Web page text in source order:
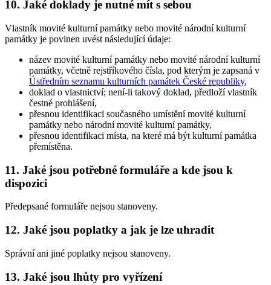
10. Jaké doklady je nutné mít s sebou
Vlastník movité kulturní památky nebo movité národní kulturní
památky je povinen uvést následující údaje:
název movité kulturní památky nebo movité národní kulturní
památky, včetně rejstříkového čísla, pod kterým je zapsaná v
Ústředním seznamu kulturních památek České republiky,
doklad o vlastnictví; není-li takový doklad, předloží vlastník
čestné prohlášení,
přesnou identifikaci současného umístění movité kulturní
památky nebo národní movité kulturní památky,
přesnou identifikaci místa, na které má být kulturní památka
přemístěna.
11. Jaké jsou potřebné formuláře a kde jsou k
dispozici
Předepsané formuláře nejsou stanoveny.
12. Jaké jsou poplatky a jak je lze uhradit
Správní ani jiné poplatky nejsou stanoveny.
13. Jaké jsou lhůty pro vyřízení